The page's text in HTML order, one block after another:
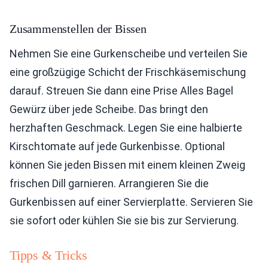
Zusammenstellen der Bissen
Nehmen Sie eine Gurkenscheibe und verteilen Sie
eine großzügige Schicht der Frischkäsemischung
darauf. Streuen Sie dann eine Prise Alles Bagel
Gewürz über jede Scheibe. Das bringt den
herzhaften Geschmack. Legen Sie eine halbierte
Kirschtomate auf jede Gurkenbisse. Optional
können Sie jeden Bissen mit einem kleinen Zweig
frischen Dill garnieren. Arrangieren Sie die
Gurkenbissen auf einer Servierplatte. Servieren Sie
sie sofort oder kühlen Sie sie bis zur Servierung.
Tipps & Tricks